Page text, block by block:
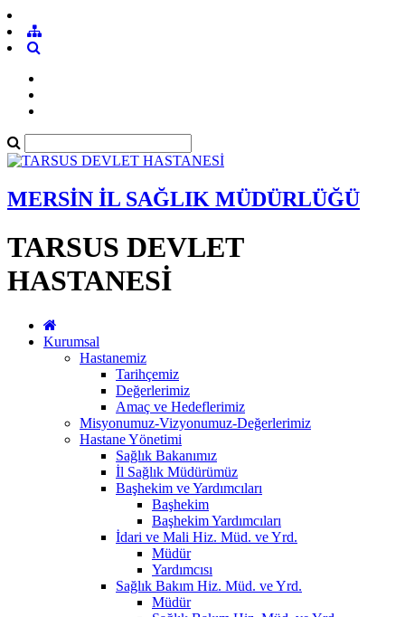
MERSİN İL SAĞLIK MÜDÜRLÜĞÜ
TARSUS DEVLET
HASTANESİ
Kurumsal
Hastanemiz
Tarihçemiz
Değerlerimiz
Amaç ve Hedeflerimiz
Misyonumuz-Vizyonumuz-Değerlerimiz
Hastane Yönetimi
Sağlık Bakanımız
İl Sağlık Müdürümüz
Başhekim ve Yardımcıları
Başhekim
Başhekim Yardımcıları
İdari ve Mali Hiz. Müd. ve Yrd.
Müdür
Yardımcısı
Sağlık Bakım Hiz. Müd. ve Yrd.
Müdür